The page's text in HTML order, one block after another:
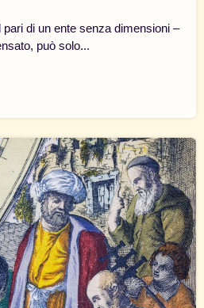
di un ente senza dimensioni –
può solo...